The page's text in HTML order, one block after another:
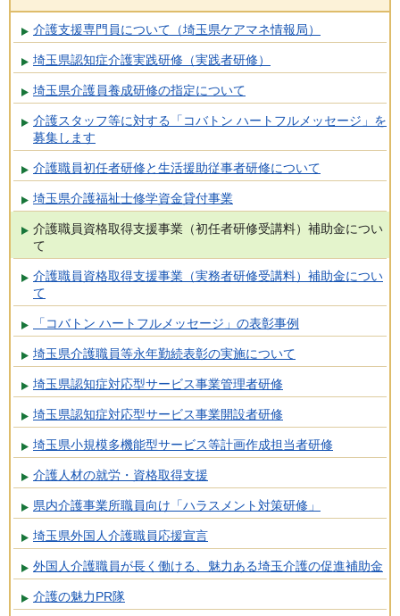
介護支援専門員について（埼玉県ケアマネ情報局）
埼玉県認知症介護実践研修（実践者研修）
埼玉県介護員養成研修の指定について
介護スタッフ等に対する「コバトン ハートフルメッセージ」を
募集します
介護職員初任者研修と生活援助従事者研修について
埼玉県介護福祉士修学資金貸付事業
介護職員資格取得支援事業（初任者研修受講料）補助金につい
て
介護職員資格取得支援事業（実務者研修受講料）補助金につい
て
「コバトン ハートフルメッセージ」の表彰事例
埼玉県介護職員等永年勤続表彰の実施について
埼玉県認知症対応型サービス事業管理者研修
埼玉県認知症対応型サービス事業開設者研修
埼玉県小規模多機能型サービス等計画作成担当者研修
介護人材の就労・資格取得支援
県内介護事業所職員向け「ハラスメント対策研修」
埼玉県外国人介護職員応援宣言
外国人介護職員が長く働ける、魅力ある埼玉介護の促進補助金
介護の魅力PR隊